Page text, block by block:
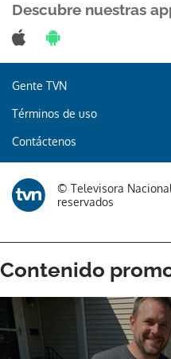
Descubre nuestras
Gente TVN
Términos de uso
Contáctenos
© Televisora
reservados